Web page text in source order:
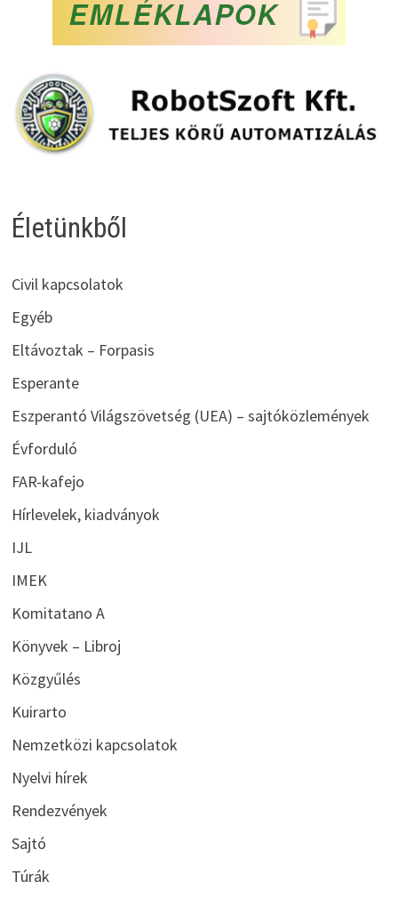
Életünkből
Civil kapcsolatok
Egyéb
Eltávoztak – Forpasis
Esperante
Eszperantó Világszövetség (UEA) – sajtóközlemények
Évforduló
FAR-kafejo
Hírlevelek, kiadványok
IJL
IMEK
Komitatano A
Könyvek – Libroj
Közgyűlés
Kuirarto
Nemzetközi kapcsolatok
Nyelvi hírek
Rendezvények
Sajtó
Túrák